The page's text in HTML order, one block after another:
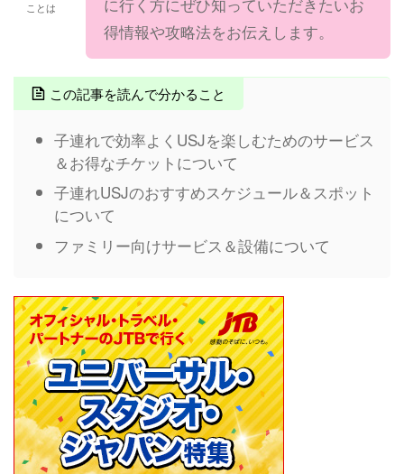
ことは
得情報や攻略法をお伝えします。
この記事を読んで分かること
子連れで効率よくUSJを楽しむためのサービス
＆お得なチケットについて
子連れUSJのおすすめスケジュール＆スポット
について
ファミリー向けサービス＆設備について